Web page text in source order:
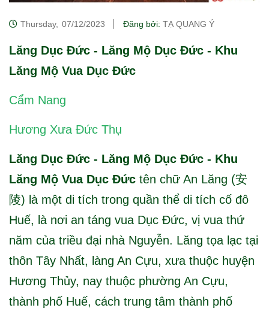
Thursday, 07/12/2023 Đăng bởi: TẠ QUANG Ý
Lăng Dục Đức - Lăng Mộ Dục Đức - Khu
Lăng Mộ Vua Dục Đức
Cẩm Nang
Hương Xưa Đức Thụ
Lăng Dục Đức - Lăng Mộ Dục Đức - Khu
Lăng Mộ Vua Dục Đức tên chữ An Lăng (安
陵) là một di tích trong quần thể di tích cố đô
Huế, là nơi an táng vua Dục Đức, vị vua thứ
năm của triều đại nhà Nguyễn. Lăng tọa lạc tại
thôn Tây Nhất, làng An Cựu, xưa thuộc huyện
Hương Thủy, nay thuộc phường An Cựu,
thành phố Huế, cách trung tâm thành phố